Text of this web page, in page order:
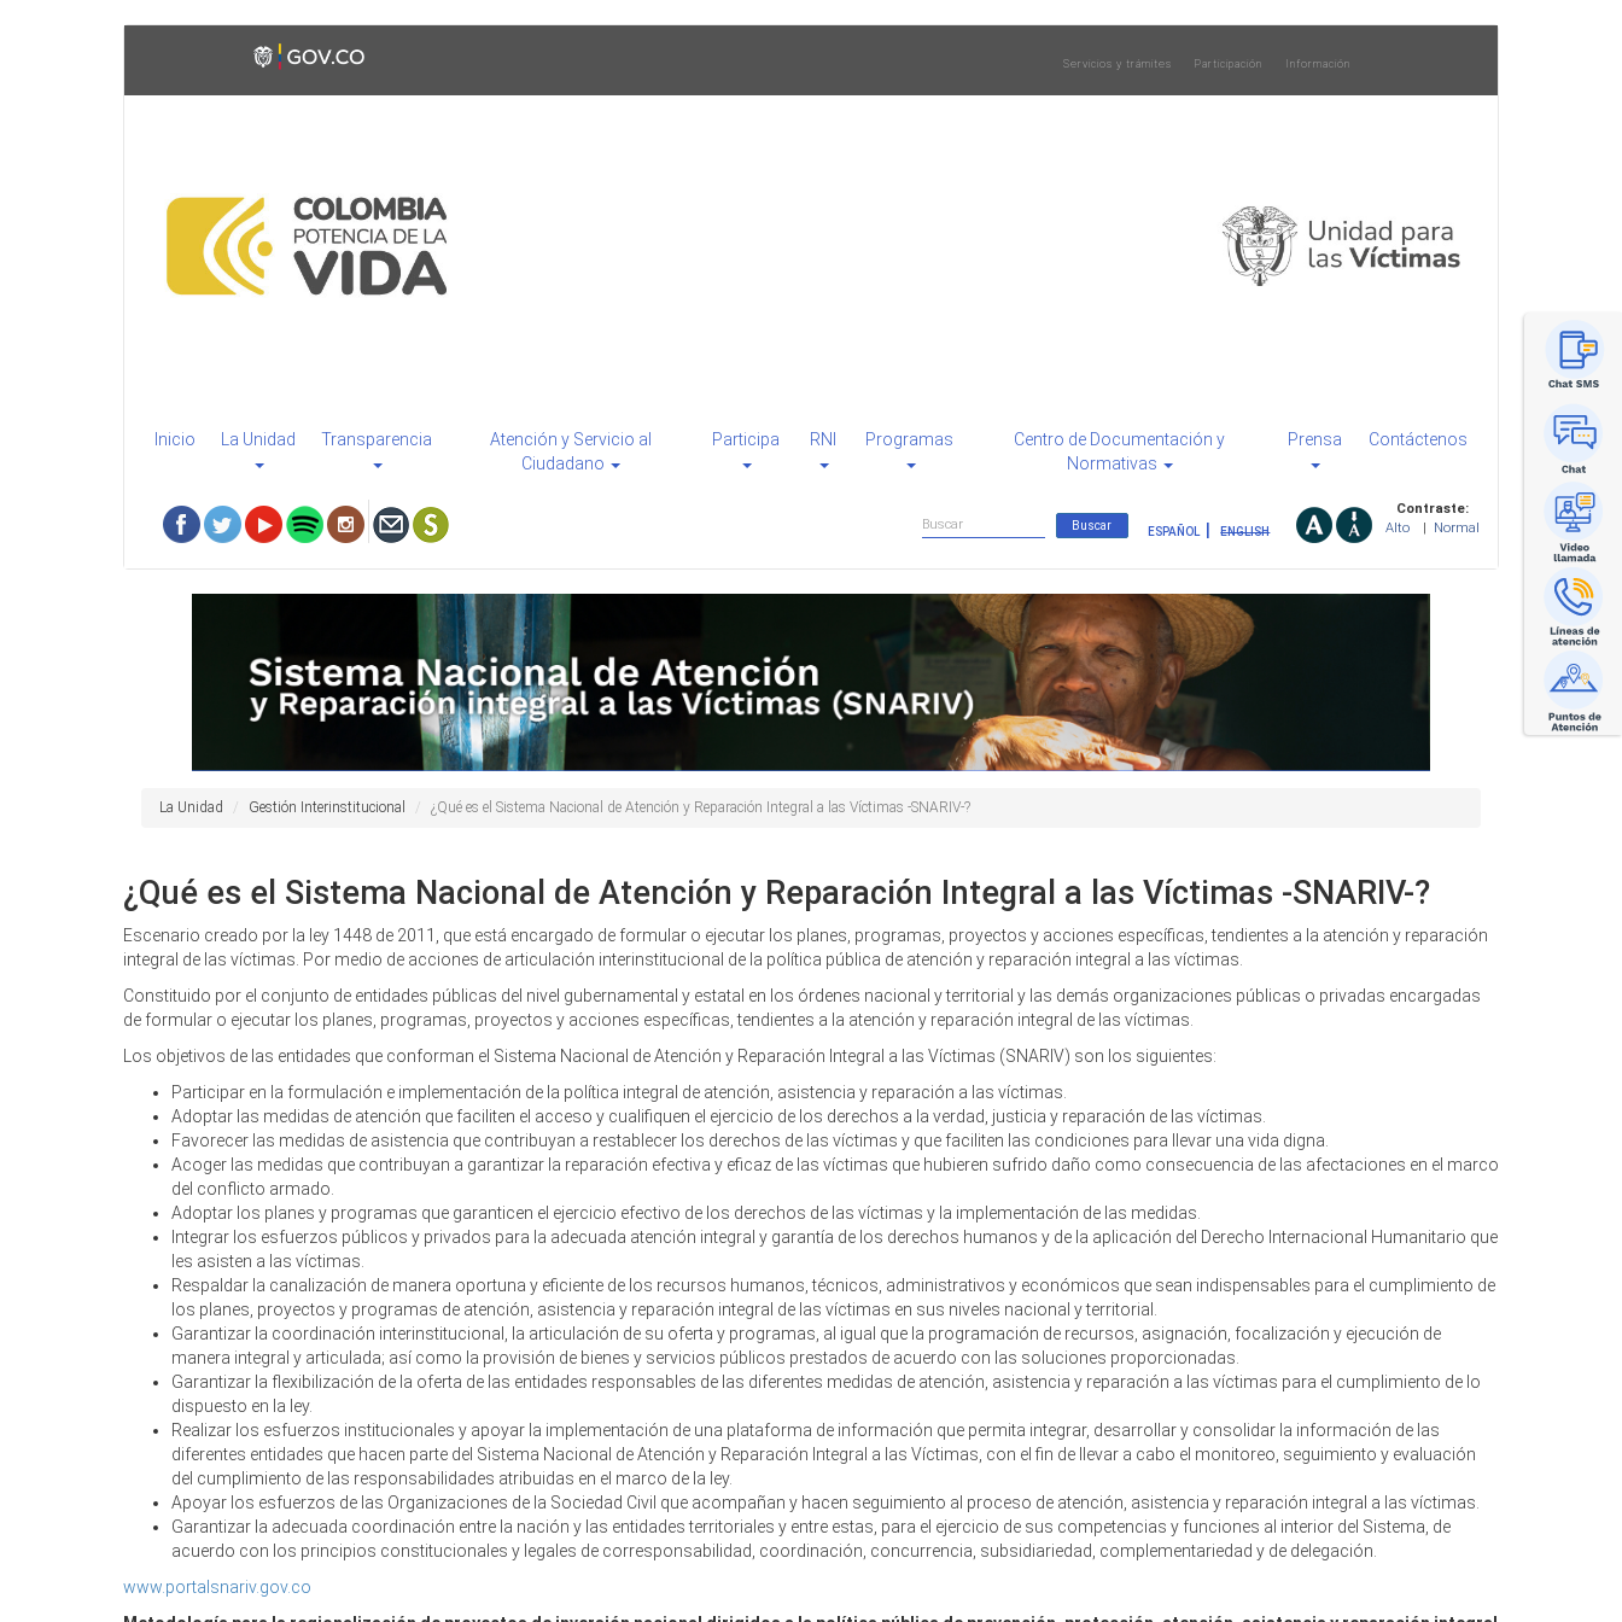
Servicios y trámites Participación Información
Inicio La Unidad Transparencia
Atención y Servicio al
Ciudadano
Participa RNI Programas
Centro de Documentación y
Normativas
Prensa Contáctenos
Contraste:
Alto
Normal
ESPAÑOL ENGLISH
Formulario
de
búsqueda
La Unidad Gestión Interinstitucional ¿Qué es el Sistema Nacional de Atención y Reparación Integral a las Víctimas -SNARIV-?
¿Qué es el Sistema Nacional de Atención y Reparación Integral a las Víctimas -SNARIV-?
Escenario creado por la ley 1448 de 2011, que está encargado de formular o ejecutar los planes, programas, proyectos y acciones específicas, tendientes a la atención y reparación
integral de las víctimas. Por medio de acciones de articulación interinstitucional de la política pública de atención y reparación integral a las víctimas.
Constituido por el conjunto de entidades públicas del nivel gubernamental y estatal en los órdenes nacional y territorial y las demás organizaciones públicas o privadas encargadas
de formular o ejecutar los planes, programas, proyectos y acciones específicas, tendientes a la atención y reparación integral de las víctimas.
Los objetivos de las entidades que conforman el Sistema Nacional de Atención y Reparación Integral a las Víctimas (SNARIV) son los siguientes:
Participar en la formulación e implementación de la política integral de atención, asistencia y reparación a las víctimas.
Adoptar las medidas de atención que faciliten el acceso y cualifiquen el ejercicio de los derechos a la verdad, justicia y reparación de las víctimas.
Favorecer las medidas de asistencia que contribuyan a restablecer los derechos de las víctimas y que faciliten las condiciones para llevar una vida digna.
Acoger las medidas que contribuyan a garantizar la reparación efectiva y eficaz de las víctimas que hubieren sufrido daño como consecuencia de las afectaciones en el marco
del conflicto armado.
Adoptar los planes y programas que garanticen el ejercicio efectivo de los derechos de las víctimas y la implementación de las medidas.
Integrar los esfuerzos públicos y privados para la adecuada atención integral y garantía de los derechos humanos y de la aplicación del Derecho Internacional Humanitario que
les asisten a las víctimas.
Respaldar la canalización de manera oportuna y eficiente de los recursos humanos, técnicos, administrativos y económicos que sean indispensables para el cumplimiento de
los planes, proyectos y programas de atención, asistencia y reparación integral de las víctimas en sus niveles nacional y territorial.
Garantizar la coordinación interinstitucional, la articulación de su oferta y programas, al igual que la programación de recursos, asignación, focalización y ejecución de
manera integral y articulada; así como la provisión de bienes y servicios públicos prestados de acuerdo con las soluciones proporcionadas.
Garantizar la flexibilización de la oferta de las entidades responsables de las diferentes medidas de atención, asistencia y reparación a las víctimas para el cumplimiento de lo
dispuesto en la ley.
Realizar los esfuerzos institucionales y apoyar la implementación de una plataforma de información que permita integrar, desarrollar y consolidar la información de las
diferentes entidades que hacen parte del Sistema Nacional de Atención y Reparación Integral a las Víctimas, con el fin de llevar a cabo el monitoreo, seguimiento y evaluación
del cumplimiento de las responsabilidades atribuidas en el marco de la ley.
Apoyar los esfuerzos de las Organizaciones de la Sociedad Civil que acompañan y hacen seguimiento al proceso de atención, asistencia y reparación integral a las víctimas.
Garantizar la adecuada coordinación entre la nación y las entidades territoriales y entre estas, para el ejercicio de sus competencias y funciones al interior del Sistema, de
acuerdo con los principios constitucionales y legales de corresponsabilidad, coordinación, concurrencia, subsidiariedad, complementariedad y de delegación.
www.portalsnariv.gov.co